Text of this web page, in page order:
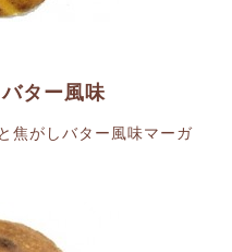
ター風味
焦がしバター風味マーガ